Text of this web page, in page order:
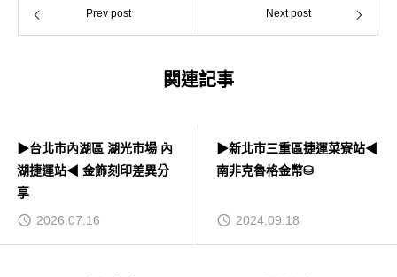
Prev post Next post
関連記事
▶台北市內湖區 湖光市場 內
湖捷運站◀ 金飾刻印差異分
享
2026.07.16
▶新北市三重區捷運菜寮站◀
南非克魯格金幣⛁
2024.09.18